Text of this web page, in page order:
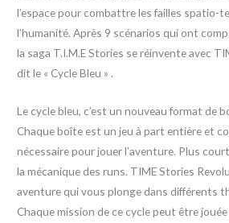
l’espace pour combattre les failles spatio-
l’humanité. Après 9 scénarios qui ont
la saga T.I.M.E Stories se réinvente avec
dit le « Cycle Bleu » .
Le cycle bleu, c’est un nouveau format de
Chaque boîte est un jeu à part entière et
nécessaire pour jouer l’aventure. Plus
la mécanique des runs. TIME Stories
aventure qui vous plonge dans différents
Chaque mission de ce cycle peut être